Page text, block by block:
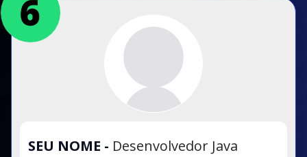
SEU NOME - Desenvolvedor Java